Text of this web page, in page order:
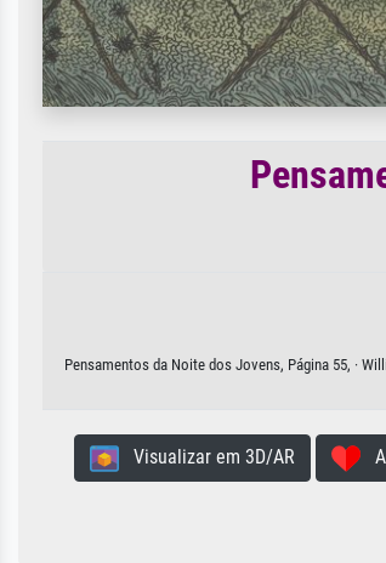
Pensamentos da Noite dos Jovens, Página 55, ·
Visualizar em 3D/AR